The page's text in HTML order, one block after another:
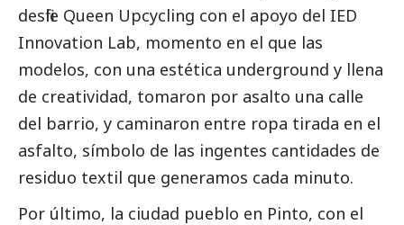
desfile Queen Upcycling con el apoyo del IED
Innovation Lab, momento en el que las
modelos, con una estética underground y llena
de creatividad, tomaron por asalto una calle
del barrio, y caminaron entre ropa tirada en el
asfalto, símbolo de las ingentes cantidades de
residuo textil que generamos cada minuto.
Por último, la ciudad pueblo en Pinto, con el